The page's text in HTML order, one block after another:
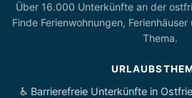
Über 16.000 Unterkünfte an der
Finde Ferienwohnungen,
Thema.
♿ Barrierefreie Unterkünfte in